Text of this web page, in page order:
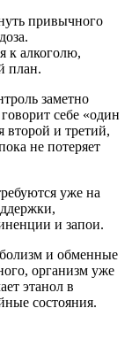
привычного
к алкоголю,
план.
заметно
себе «один
второй и третий,
не потеряет
уже на
и запои.
и обменные
организм уже
этанол в
состояния.